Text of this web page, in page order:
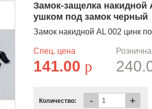
Замок-защелка
ушком под замок черный
Замок накидной AL 002 цинк
Спец. цена
141.00p
Количество: - +